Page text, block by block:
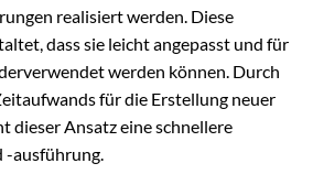
realisiert werden. Diese
dass sie leicht angepasst und für
werden können. Durch
für die Erstellung neuer
dieser Ansatz eine schnellere
ausführung.